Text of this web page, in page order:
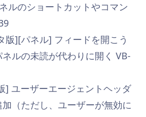
ルのショートカットやコマン
版][パネル] フィードを開こう
ルの未読が代わりに開く VB-
] ユーザーエージェントヘッダ
（ただし、ユーザーが無効に